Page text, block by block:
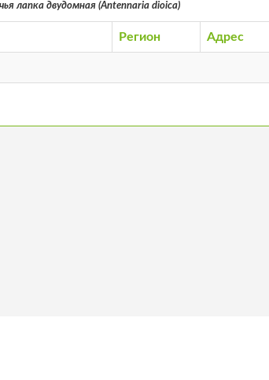
лапка двудомная (Antennaria dioica)
Регион Адрес